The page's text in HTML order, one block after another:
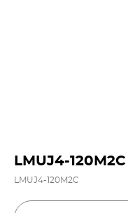
LMUJ4-120M2C
LMUJ4-120M2C